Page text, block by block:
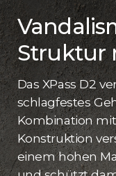
Struktur
Das XPass D2
schlagfestes
Kombination
Konstruktion
einem hohen